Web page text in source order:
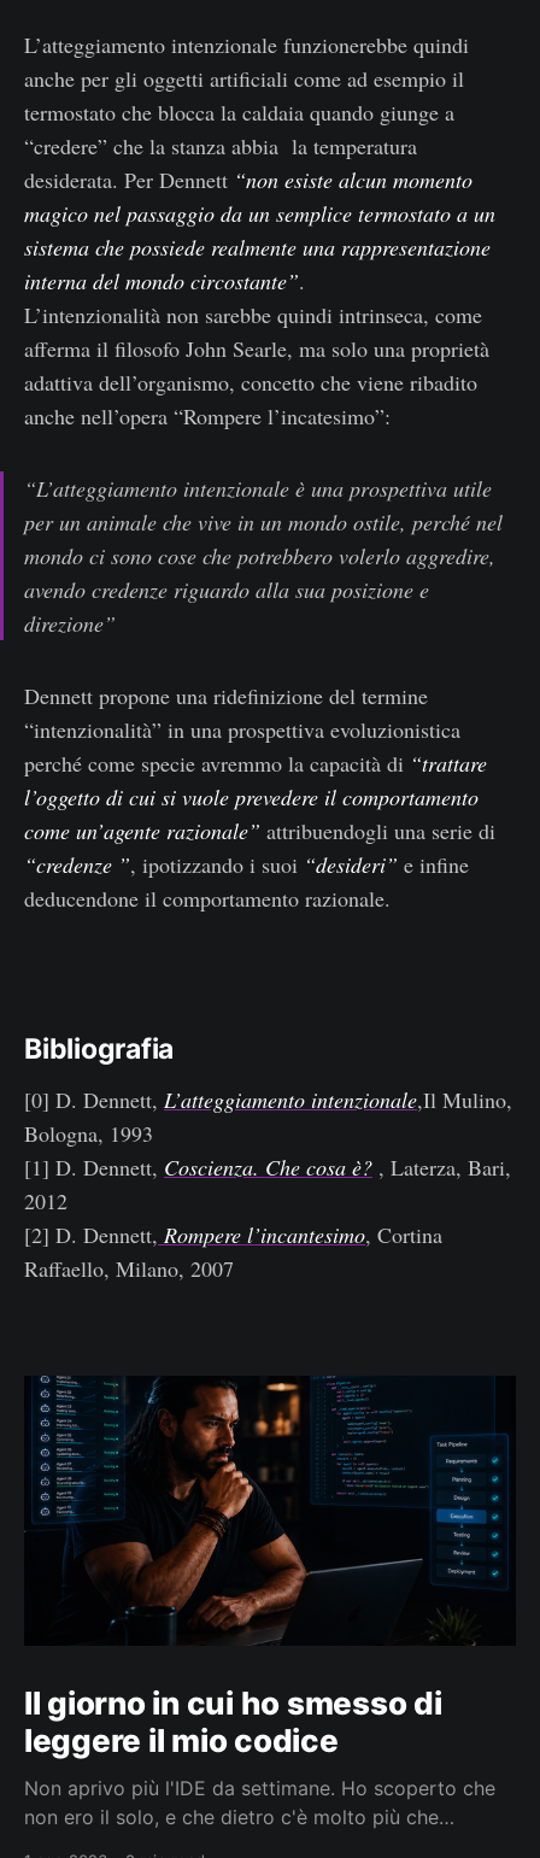
L’atteggiamento intenzionale funzionerebbe quindi
anche per gli oggetti artificiali come ad esempio il
termostato che blocca la caldaia quando giunge a
“credere” che la stanza abbia la temperatura
desiderata. Per Dennett “non esiste alcun momento
magico nel passaggio da un semplice termostato a un
sistema che possiede realmente una rappresentazione
interna del mondo circostante”.
L’intenzionalità non sarebbe quindi intrinseca, come
afferma il filosofo John Searle, ma solo una proprietà
adattiva dell’organismo, concetto che viene ribadito
anche nell’opera “Rompere l’incatesimo”:
“L’atteggiamento intenzionale è una prospettiva utile
per un animale che vive in un mondo ostile, perché nel
mondo ci sono cose che potrebbero volerlo aggredire,
avendo credenze riguardo alla sua posizione e
direzione”
Dennett propone una ridefinizione del termine
“intenzionalità” in una prospettiva evoluzionistica
perché come specie avremmo la capacità di “trattare
l’oggetto di cui si vuole prevedere il comportamento
come un’agente razionale” attribuendogli una serie di ​
“credenze ”, ipotizzando i suoi “desideri” e infine
deducendone il comportamento razionale.
Bibliografia
[0] D. Dennett, L’atteggiamento intenzionale,Il Mulino,
Bologna, 1993
[1] D. Dennett, Coscienza. Che cosa è? , Laterza, Bari,
2012
[2] D. Dennett, Rompere l’incantesimo, Cortina
Raffaello, Milano, 2007
Il giorno in cui ho smesso di
leggere il mio codice
Non aprivo più l'IDE da settimane. Ho scoperto che
non ero il solo, e che dietro c'è molto più che